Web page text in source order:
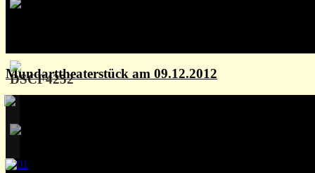
Mundarttheaterstück am 09.12.2012